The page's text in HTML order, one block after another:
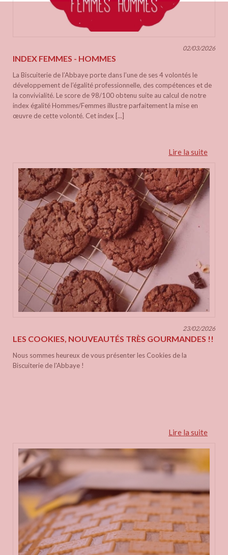
02/03/2026
INDEX FEMMES - HOMMES
La Biscuiterie de l’Abbaye porte dans l’une de ses 4 volontés le
développement de l’égalité professionnelle, des compétences et de
la convivialité. Le score de 98/100 obtenu suite au calcul de notre
index égalité Hommes/Femmes illustre parfaitement la mise en
œuvre de cette volonté. Cet index [...]
Lire la suite
23/02/2026
LES COOKIES, NOUVEAUTÉS TRÈS GOURMANDES !!
Nous sommes heureux de vous présenter les Cookies de la
Biscuiterie de l'Abbaye !
Lire la suite